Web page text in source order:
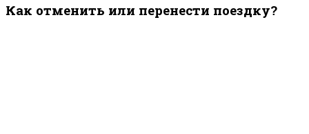
Как отменить или перенести поездку?